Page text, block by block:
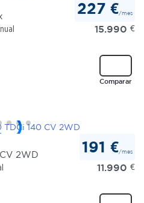
se usan para personalizar
ofrecer funciones de redes
Además, compartimos
haga del sitio web con
sociales, publicidad y análisis
de sus servicios.
227 €/mes
15.990 €
Comparar
2WD
191 €/mes
11.990 €